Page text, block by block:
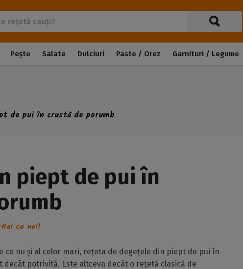
Pește Salate Dulciuri Paste / Orez Garnituri / Legume
de pui în crustă de porumb
piept de pui în
Hai cu noi!
ce nu și al celor mari, rețeta de degețele din piept de pui în
potrivită. Este altceva decât o rețetă clasică de